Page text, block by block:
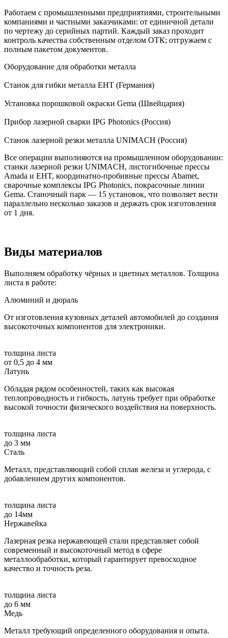
Работаем с промышленными предприятиями, строительными
компаниями и частными заказчиками: от единичной детали
по чертежу до серийных партий. Каждый заказ проходит
контроль качества собственным отделом ОТК; отгружаем с
полным пакетом документов.
Оборудование для обработки металла
Станок для гибки металла EHT (Германия)
Установка порошковой окраски Gema (Швейцария)
Прибор лазерной сварки IPG Photonics (Россия)
Станок лазерной резки металла UNIMACH (Россия)
Все операции выполняются на промышленном оборудовании:
станки лазерной резки UNIMACH, листогибочные прессы
Amada и EHT, координатно-пробивные прессы Abamet,
сварочные комплексы IPG Photonics, покрасочные линии
Gema. Станочный парк — 15 установок, что позволяет вести
параллельно несколько заказов и держать срок изготовления
от 1 дня.
Виды материалов
Выполняем обработку чёрных и цветных металлов. Толщина
листа в работе:
Алюминий и дюраль
От изготовления кузовных деталей автомобилей до создания
высокоточных компонентов для электроники.
толщина листа
от 0,5 до 4 мм
Латунь
Обладая рядом особенностей, таких как высокая
теплопроводность и гибкость, латунь требует при обработке
высокой точности физического воздействия на поверхность.
толщина листа
до 3 мм
Сталь
Металл, представляющий собой сплав железа и углерода, с
добавлением других компонентов.
толщина листа
до 14мм
Нержавейка
Лазерная резка нержавеющей стали представляет собой
современный и высокоточный метод в сфере
металлообработки, который гарантирует превосходное
качество и точность реза.
толщина листа
до 6 мм
Медь
Металл требующий определенного оборудования и опыта.